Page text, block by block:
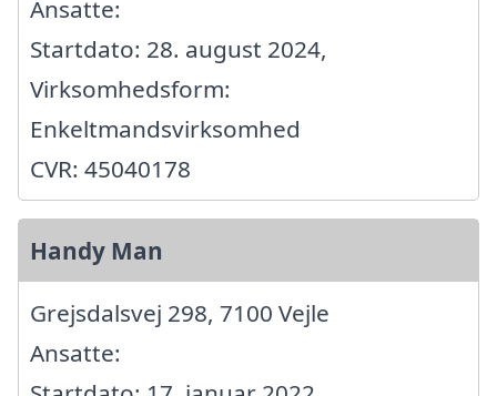
Ansatte:
Startdato: 28. august 2024,
Virksomhedsform:
Enkeltmandsvirksomhed
CVR: 45040178
Handy Man
Grejsdalsvej 298, 7100 Vejle
Ansatte: